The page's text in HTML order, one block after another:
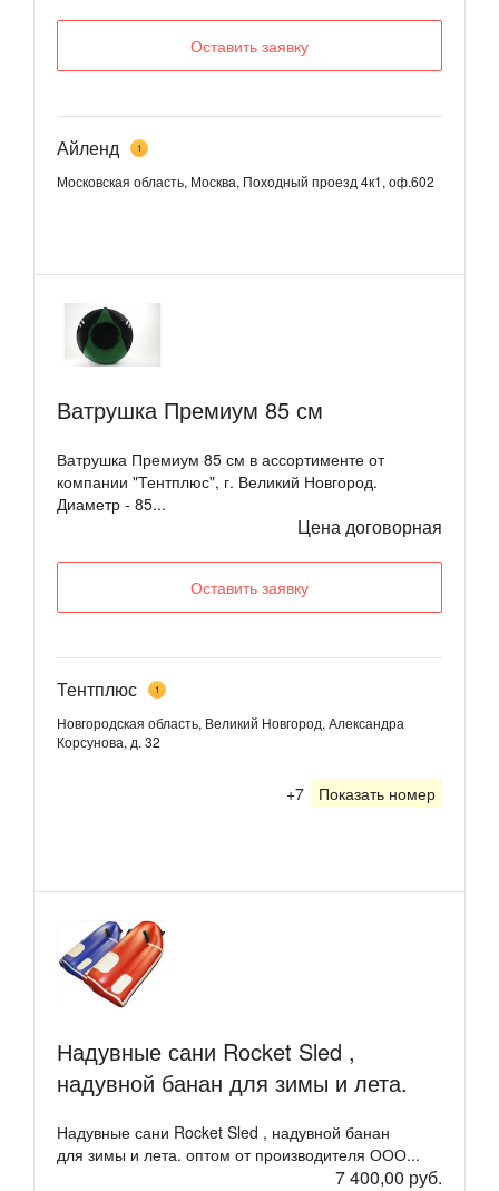
Оставить заявку
Айленд 1
Московская область, Москва, Походный проезд 4к1, оф.602
Ватрушка Премиум 85 см
Ватрушка Премиум 85 см в ассортименте от
компании "Тентплюс", г. Великий Новгород.
Диаметр - 85...
Цена договорная
Оставить заявку
Тентплюс 1
Новгородская область, Великий Новгород, Александра
Корсунова, д. 32
+7 Показать номер
Надувные сани Rocket Sled ,
надувной банан для зимы и лета.
Надувные сани Rocket Sled , надувной банан
для зимы и лета. оптом от производителя ООО...
7 400,00 руб.